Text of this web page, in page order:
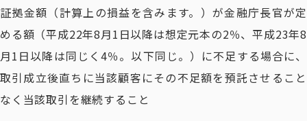
証拠金額（計算上の損益を含みます。）が金融庁長官が定
める額（平成22年8月1日以降は想定元本の2％、平成23年8
月1日以降は同じく4％。以下同じ。）に不足する場合に、
取引成立後直ちに当該顧客にその不足額を預託させること
なく当該取引を継続すること